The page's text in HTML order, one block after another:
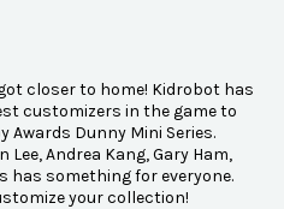
closer to home! Kidrobot has
customizers in the game to
Awards Dunny Mini Series.
Andrea Kang, Gary Ham,
has something for everyone.
your collection!